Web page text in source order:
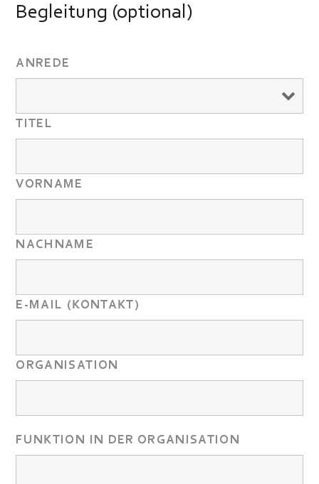
Begleitung (optional)
ANREDE
TITEL
VORNAME
NACHNAME
E-MAIL (KONTAKT)
ORGANISATION
FUNKTION IN DER ORGANISATION